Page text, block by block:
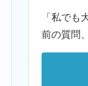
「私でも
前の質問